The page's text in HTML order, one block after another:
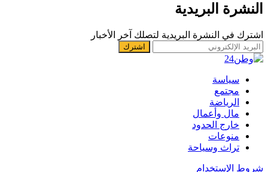
النشرة البريدية
اشترك في النشرة البريدية لتصلك آخر الأخبار
سياسة
مجتمع
الرياضة
مال وأعمال
خارج الحدود
منوعات
تراث وسياحة
شروط الإستخدام